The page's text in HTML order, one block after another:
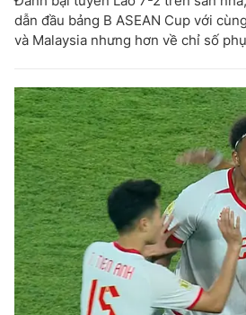
dẫn đầu bảng B ASEAN Cup với
và Malaysia nhưng hơn về chỉ số